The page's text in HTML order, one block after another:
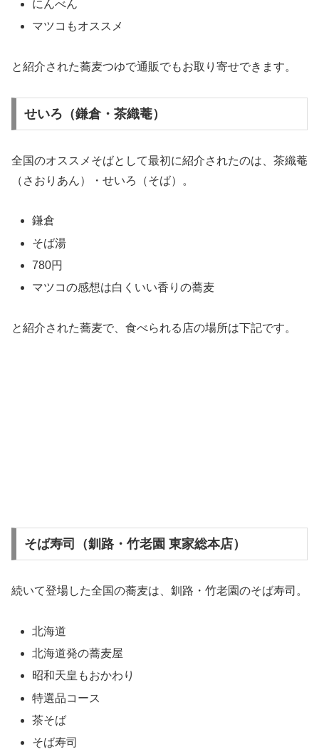
にんべん
マツコもオススメ
と紹介された蕎麦つゆで通販でもお取り寄せできます。
せいろ（鎌倉・茶織菴）
全国のオススメそばとして最初に紹介されたのは、茶織菴
（さおりあん）・せいろ（そば）。
鎌倉
そば湯
780円
マツコの感想は白くいい香りの蕎麦
と紹介された蕎麦で、食べられる店の場所は下記です。
そば寿司（釧路・竹老園 東家総本店）
続いて登場した全国の蕎麦は、釧路・竹老園のそば寿司。
北海道
北海道発の蕎麦屋
昭和天皇もおかわり
特選品コース
茶そば
そば寿司